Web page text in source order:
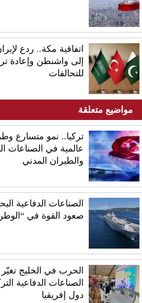
اتفاقية مكة.. ردع
إلى واشنطن وإعادة
للتحالفات
مواضيع متعلقة
تركيا.. نمو متسارع
عالمية في الصناعات
والطيران المدني
الصناعات الدفاعية
صعود القوة في
الحرب في الخليج تغيّر
الصناعات الدفاعية
دول إفريقيا